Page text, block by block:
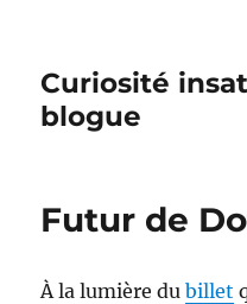
Curiosité
blogue
Futur de
À la lumière dubillet